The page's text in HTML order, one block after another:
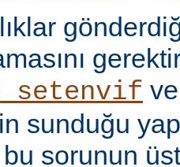
sunduğu
sorunun